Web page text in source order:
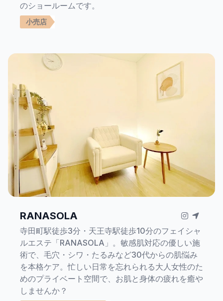
のショールームです。
小売店
RANASOLA
寺田町駅徒歩3分・天王寺駅徒歩10分のフェイシャ
ルエステ「RANASOLA」。敏感肌対応の優しい施
術で、毛穴・シワ・たるみなど30代からの肌悩み
を本格ケア。忙しい日常を忘れられる大人女性のた
めのプライベート空間で、お肌と身体の疲れを癒や
しませんか？